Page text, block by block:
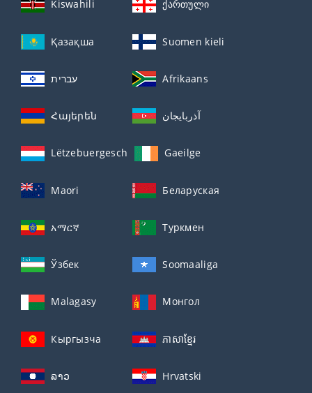
Kiswahili ქართული
Қазақша Suomen kieli
עברית Afrikaans
Հայերեն آذربايجان
Lëtzebuergesch Gaeilge
Maori Беларуская
አማርኛ Туркмен
Ўзбек Soomaaliga
Malagasy Монгол
Кыргызча ភាសាខ្មែរ
ລາວ Hrvatski